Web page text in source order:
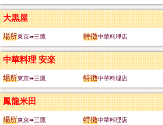
大黒屋
場所東京➠三鷹 特徴中華料理店
中華料理 安楽
場所東京➠三鷹 特徴中華料理店
鳳龍米田
場所東京➠三鷹 特徴中華料理店